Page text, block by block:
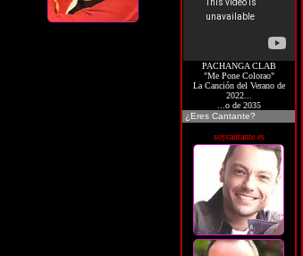
PACHANGA CLAB
"Me Pone Colorao"
La Canción del Verano de
2022...
...o de 2035
¿Eres Cantante?
soycantante.es